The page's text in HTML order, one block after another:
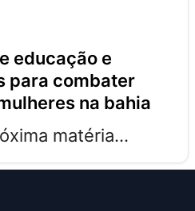
para combater
na bahia
matéria...